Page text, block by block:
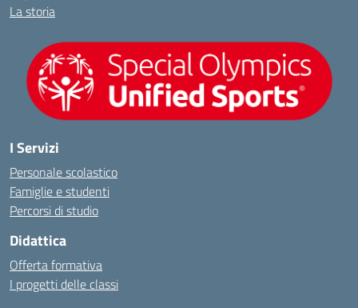
La storia
I Servizi
Personale scolastico
Famiglie e studenti
Percorsi di studio
Didattica
Offerta formativa
I progetti delle classi